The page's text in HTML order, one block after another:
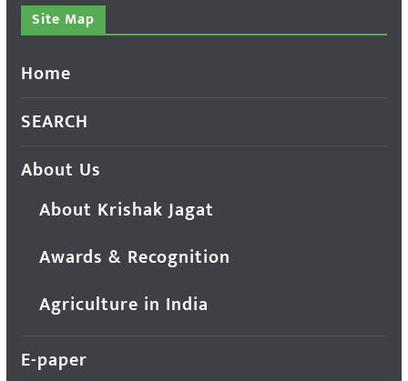
Site Map
Home
SEARCH
About Us
About Krishak Jagat
Awards & Recognition
Agriculture in India
E-paper